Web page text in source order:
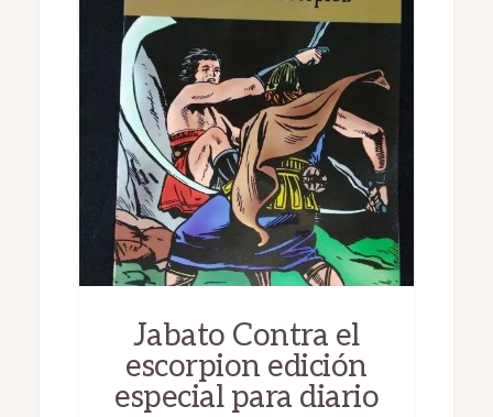
Jabato Contra el
escorpion edición
especial para diario